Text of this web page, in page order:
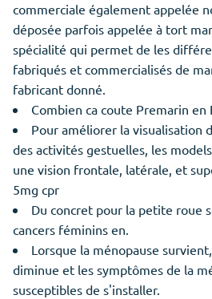
commerciale également appelée
déposée parfois appelée à tort
spécialité qui permet de les
fabriqués et commercialisés de
fabricant donné.
Combien ca coute Premarin en
Pour améliorer la visualisation
des activités gestuelles, les
une vision frontale, latérale, et
5mg cpr
Du concret pour la petite roue
cancers féminins en.
Lorsque la ménopause
diminue et les symptômes de la
susceptibles de s'installer.